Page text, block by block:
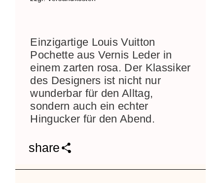
Einzigartige Louis Vuitton
Pochette aus Vernis Leder in
einem zarten rosa. Der Klassiker
des Designers ist nicht nur
wunderbar für den Alltag,
sondern auch ein echter
Hingucker für den Abend.
share